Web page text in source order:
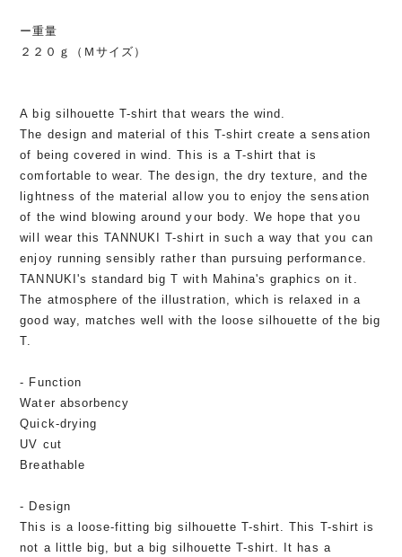
ー重量
２２０ｇ（Ｍサイズ）
A big silhouette T-shirt that wears the wind.
The design and material of this T-shirt create a sensation
of being covered in wind. This is a T-shirt that is
comfortable to wear. The design, the dry texture, and the
lightness of the material allow you to enjoy the sensation
of the wind blowing around your body. We hope that you
will wear this TANNUKI T-shirt in such a way that you can
enjoy running sensibly rather than pursuing performance.
TANNUKI's standard big T with Mahina's graphics on it.
The atmosphere of the illustration, which is relaxed in a
good way, matches well with the loose silhouette of the big
T.
- Function
Water absorbency
Quick-drying
UV cut
Breathable
- Design
This is a loose-fitting big silhouette T-shirt. This T-shirt is
not a little big, but a big silhouette T-shirt. It has a